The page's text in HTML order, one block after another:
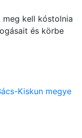
meg kell kóstolnia
és körbe
Kiskun megye